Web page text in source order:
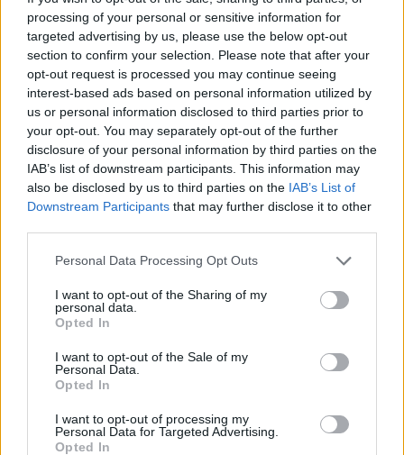
processing of your personal or sensitive information for
targeted advertising by us, please use the below opt-out
section to confirm your selection. Please note that after your
opt-out request is processed you may continue seeing
interest-based ads based on personal information utilized by
us or personal information disclosed to third parties prior to
your opt-out. You may separately opt-out of the further
disclosure of your personal information by third parties on the
IAB’s list of downstream participants. This information may
also be disclosed by us to third parties on the IAB’s List of
Downstream Participants that may further disclose it to other
Personal Data Processing Opt Outs
I want to opt-out of the Sharing of my
personal data.
Opted In
I want to opt-out of the Sale of my
Personal Data.
Opted In
I want to opt-out of processing my
Personal Data for Targeted Advertising.
Opted In
SEPSI-SIC
Az utolsó meccsén sem vallott szégyent a
Sepsi-SIC
Utolsó mérkőzését játszotta a Sepsiszentgyörgyi
Sepsi-SIC a női kosárlabda Euroliga idei kiírásában. A
háromszéki gárda vereséget szenvedett a francia
LDLC ASVEL Feminin otthonában, de így is emelt fővel